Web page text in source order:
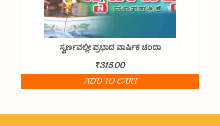
ಸ್ವರ್ಣವಲ್ಲೀ ಪ್ರಭಾದ ವಾರ್ಷಿಕ ಚಂದಾ
₹315.00
ADD TO CART